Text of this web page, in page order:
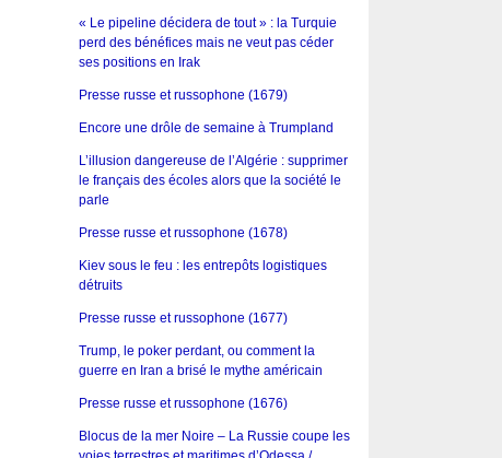
« Le pipeline décidera de tout » : la Turquie
perd des bénéfices mais ne veut pas céder
ses positions en Irak
Presse russe et russophone (1679)
Encore une drôle de semaine à Trumpland
L’illusion dangereuse de l’Algérie : supprimer
le français des écoles alors que la société le
parle
Presse russe et russophone (1678)
Kiev sous le feu : les entrepôts logistiques
détruits
Presse russe et russophone (1677)
Trump, le poker perdant, ou comment la
guerre en Iran a brisé le mythe américain
Presse russe et russophone (1676)
Blocus de la mer Noire – La Russie coupe les